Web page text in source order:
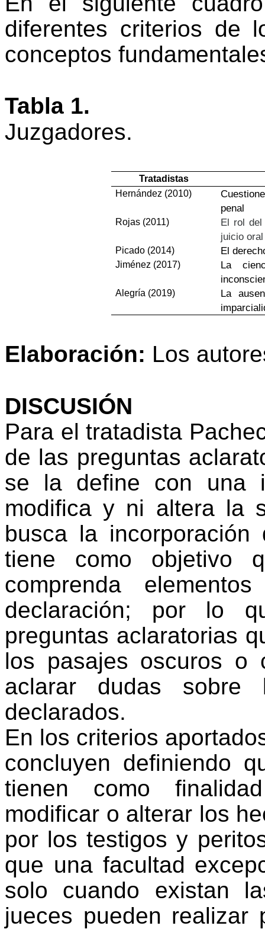
diferentes criterios de
conceptos
Tabla 1.
Juzgadores.
Tratadistas
Hernández (2010)
penal
Rojas (2011)
El rol del
juicio
Picado (2014) El
Jiménez (2017)
La
Alegría (2019)
La
Elaboración: Los
DISCUSIÓN
Para el tratadista
de las preguntas
se la define con una
modifica y ni altera la
busca la
tiene como objetivo
comprenda
declaración; por lo
preguntas aclaratorias
los pasajes oscuros o
aclarar dudas
declarados.
En los criterios
concluyen definiendo
tienen como
modificar o alterar los
por los testigos y
que una facultad
solo cuando existan
jueces pueden realizar